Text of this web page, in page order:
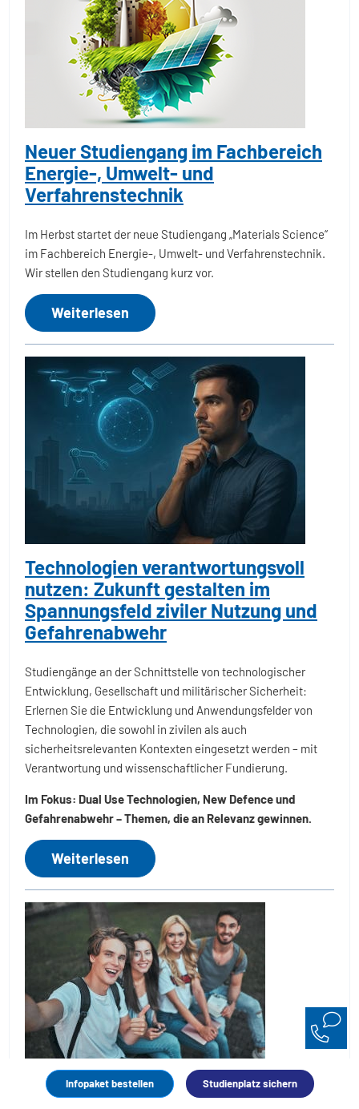
Infopaket bestellen Studienplatz sichern
Neuer Studiengang im Fachbereich
Energie-, Umwelt- und
Verfahrenstechnik
Im Herbst startet der neue Studiengang „Materials Science“
im Fachbereich Energie-, Umwelt- und Verfahrenstechnik.
Wir stellen den Studiengang kurz vor.
Weiterlesen
Technologien verantwortungsvoll
nutzen: Zukunft gestalten im
Spannungsfeld ziviler Nutzung und
Gefahrenabwehr
Studiengänge an der Schnittstelle von technologischer
Entwicklung, Gesellschaft und militärischer Sicherheit:
Erlernen Sie die Entwicklung und Anwendungsfelder von
Technologien, die sowohl in zivilen als auch
sicherheitsrelevanten Kontexten eingesetzt werden – mit
Verantwortung und wissenschaftlicher Fundierung.
Im Fokus: Dual Use Technologien, New Defence und
Gefahrenabwehr – Themen, die an Relevanz gewinnen.
Weiterlesen
Tipps fürs Studium